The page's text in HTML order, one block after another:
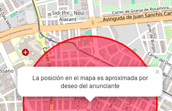
La posición en el mapa es aproximada por
deseo del anunciante
×